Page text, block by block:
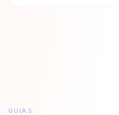
GUIAS